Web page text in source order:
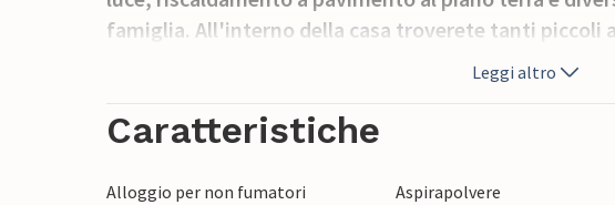
famiglia. All'interno della casa troverete tanti piccoli
soggiorni con divani, dove potrete accomodarvi in
mattino, sedetevi sulla panchina della terrazza
possono giocare nell'enorme giardino. Noleggiate
nella vasca da bagno. Una bella oasi per una vacanza
Leggi altro
Caratteristiche
Alloggio per non fumatori Aspirapolvere